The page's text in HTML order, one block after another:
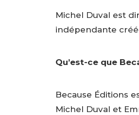
Michel Duval est
indépendante
Qu’est-ce que
Because Éditions
Michel Duval et